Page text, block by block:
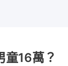
童16萬？